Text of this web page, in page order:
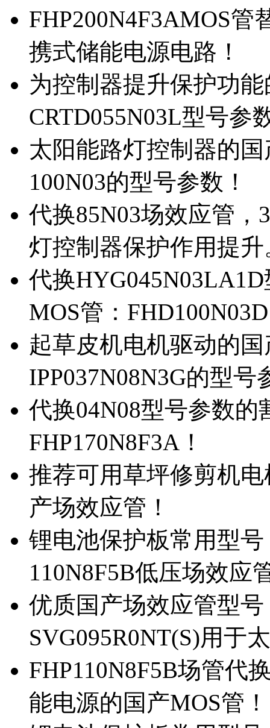
FHP200N4F3AMOS管
携式储能电源电路！
为控制器提升保护功
CRTD055N03L型号参
太阳能路灯控制器的
100N03的型号参数！
代换85N03场效应管
灯控制器保护作用提升
代换
MOS管：
起草皮机电机驱动的
IPP037N08N3G的型号
代换04N08型号参数
FHP170N8F3A！
推荐可用草坪修剪机电
产场效应管！
锂电池保护板常用型号
110N8F5B低压场效应
优质国产场效应管型
SVG095R0NT(S)用于
FHP110N8F5B场管代
能电源的国产MOS管！